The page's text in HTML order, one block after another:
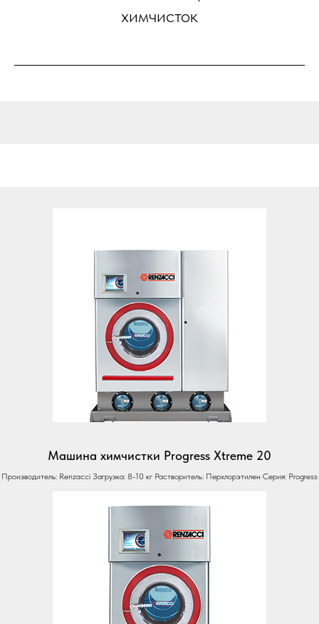
химчисток
Машина химчистки Progress Xtreme 20
Производитель: Renzacci Загрузка: 8-10 кг Растворитель: Перхлорэтилен Серия: Progress